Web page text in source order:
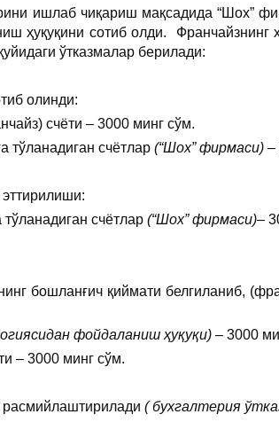
ишлаб чиқариш мақсадида “Шох”
ҳуқуқини сотиб олди. Франчайзнинг
ўтказмалар берилади:
олинди:
счёти – 3000 минг сўм.
тўланадиган счётлар (“Шох” фирмаси) –
эттирилиши:
счётлар (“Шох” фирмаси)–
бошланғич қиймати белгиланиб,
фойдаланиш ҳуқуқи) – 3000
– 3000 минг сўм.
расмийлаштирилади ( бухгалтерия